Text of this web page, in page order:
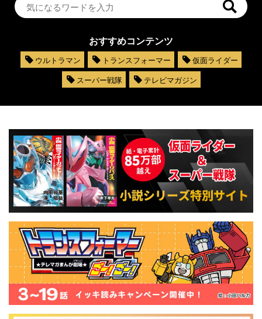
おすすめコンテンツ
ウルトラマン トランスフォーマー
仮面ライダー
スーパー戦隊
テレビマガジン